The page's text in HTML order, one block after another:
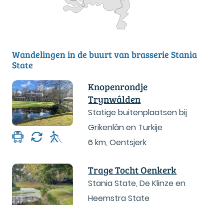
Wandelingen in de buurt van brasserie Stania
State
Knopenrondje
Trynwâlden
Statige buitenplaatsen bij
Grikenlân en Turkije
6 km,Oentsjerk
Trage Tocht Oenkerk
Stania State, De Klinze en
Heemstra State